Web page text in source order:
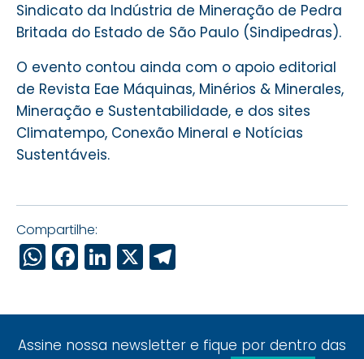
Sindicato da Indústria de Mineração de Pedra
Britada do Estado de São Paulo (Sindipedras).
O evento contou ainda com o apoio editorial
de Revista Eae Máquinas, Minérios & Minerales,
Mineração e Sustentabilidade, e dos sites
Climatempo, Conexão Mineral e Notícias
Sustentáveis.
Compartilhe:
WhatsApp
Facebook
LinkedIn
X
Assine nossa newsletter e fique por dentro das